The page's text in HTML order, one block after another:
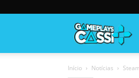
Início Notícias